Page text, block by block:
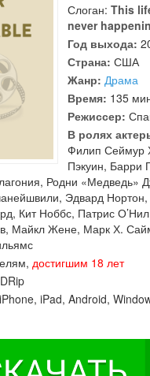
Слоган: This
never
Год выхода:
Страна: США
Жанр: Драма
Время: 135
Режиссер:
В ролях
Филип
Пэкуин, Барри
, Родни «Медведь»
, Эдвард Нортон,
, Кит Ноббс, Патрис О’Нил
, Майкл Жене, Марк Х.
достигшим 18 лет
iPhone, iPad, Android,